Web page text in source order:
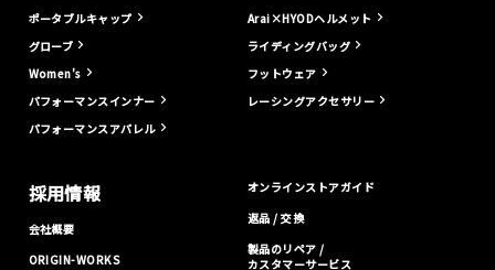
ポータブルキャップ
グローブ
Women's
パフォーマンスインナー
パフォーマンスアパレル
Arai×HYODヘルメット
ライディングバッグ
フットウェア
レーシングアクセサリー
採用情報
会社概要
ORIGIN-WORKS
オンラインストアガイド
返品 / 交換
製品のリペア /
カスタマーサービス